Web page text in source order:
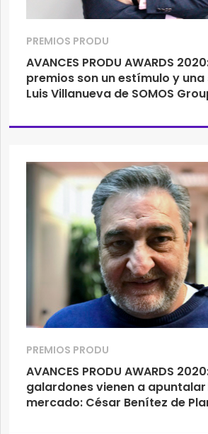
PREMIOS PRODU
AVANCES PRODU AWARDS
premios son un estímulo y
Luis Villanueva de SOMOS
PREMIOS PRODU
AVANCES PRODU AWARDS
galardones vienen a
mercado: César Benítez de